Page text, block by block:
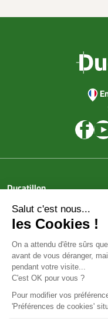
Ducatillon
Achat en ligne
Services
Aide & Conseils
Paiement sécurisé